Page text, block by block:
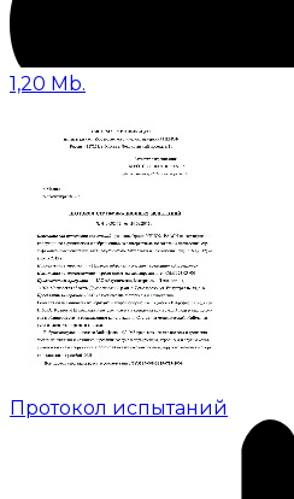
1,20 Mb.
Протокол испытаний